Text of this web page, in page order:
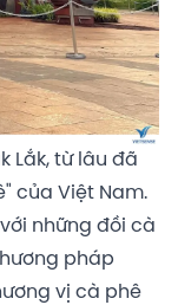
Lắk, từ lâu đã
của Việt Nam.
những đồi cà
pháp
vị cà phê